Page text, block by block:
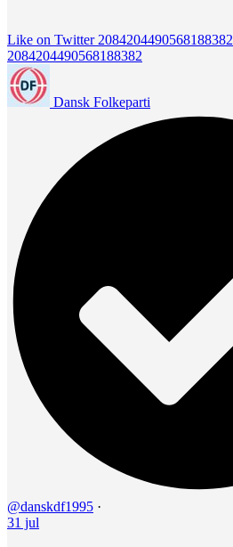
Like on Twitter 2084204490568188382
2084204490568188382
Dansk Folkeparti
@danskdf1995 ·
31 jul